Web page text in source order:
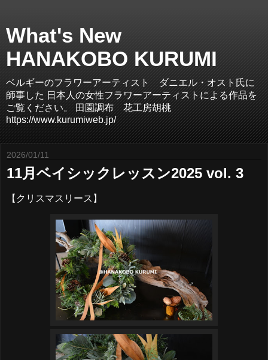
What's New
HANAKOBO KURUMI
ベルギーのフラワーアーティスト ダニエル・オスト氏に
師事した 日本人の女性フラワーアーティストによる作品を
ご覧ください。 田園調布 花工房胡桃
https://www.kurumiweb.jp/
2026/01/11
11月ベイシックレッスン2025 vol. 3
【クリスマスリース】